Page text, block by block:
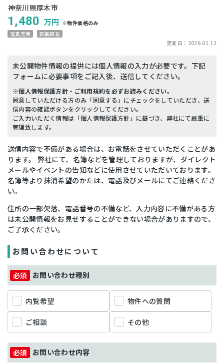
神奈川県厚木市
1,480 万円 ※物件価格のみ
写真充実
区画図有
更新日： 2026.01.12
未公開物件情報の提供には個人情報の入力が必要です。下記
フォームに必要事項をご記入後、送信してください。
※個人情報保護方針・ご利用規約を必ずお読みください。
同意していただける方のみ「同意する」にチェックをしていただき、送
信内容の確認ボタンをクリックしてください。
ご入力いただく情報は「個人情報保護方針」に基づき、弊社にて厳重に
管理致します。
送信内容で不備がある場合は、お電話をさせていただくことがあ
ります。 弊社にて、名簿などを管理しておりますが、ダイレクト
メールやイベントの告知などに使用させていただいております。
名簿等より抹消希望のかたは、電話及びメールにてご連絡くださ
い。
住所の一部欠落、電話番号の不備など、入力内容に不備がある方
は未公開情報をお見せすることができない場合がありますので、
ご了承ください。
お問い合わせについて
お問い合わせ種別
内覧希望 物件への質問
ご相談 その他
お問い合わせ内容